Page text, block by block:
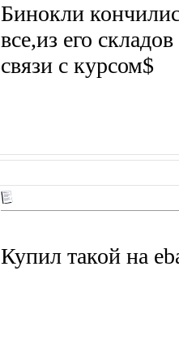
Бинокли
все,из его
связи с курсом$
Купил такой на